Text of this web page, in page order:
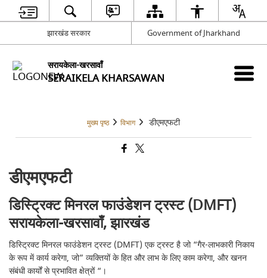
झारखंड सरकार Government of Jharkhand
सरायकेला-खरसावाँ
SERAIKELA KHARSAWAN
मुख्य पृष्ठ विभाग डीएमएफटी
डीएमएफटी
डिस्ट्रिक्ट मिनरल फाउंडेशन ट्रस्ट (DMFT)
सरायकेला-खरसावाँ, झारखंड
डिस्ट्रिक्ट मिनरल फाउंडेशन ट्रस्ट (DMFT) एक ट्रस्ट है जो “गैर-लाभकारी निकाय
के रूप में कार्य करेगा, जो” व्यक्तियों के हित और लाभ के लिए काम करेगा, और खनन
संबंधी कार्यों से प्रभावित क्षेत्रों “।